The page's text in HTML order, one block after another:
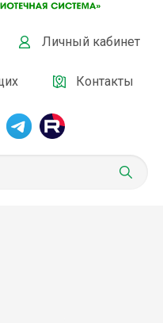
Личный кабинет
Контакты